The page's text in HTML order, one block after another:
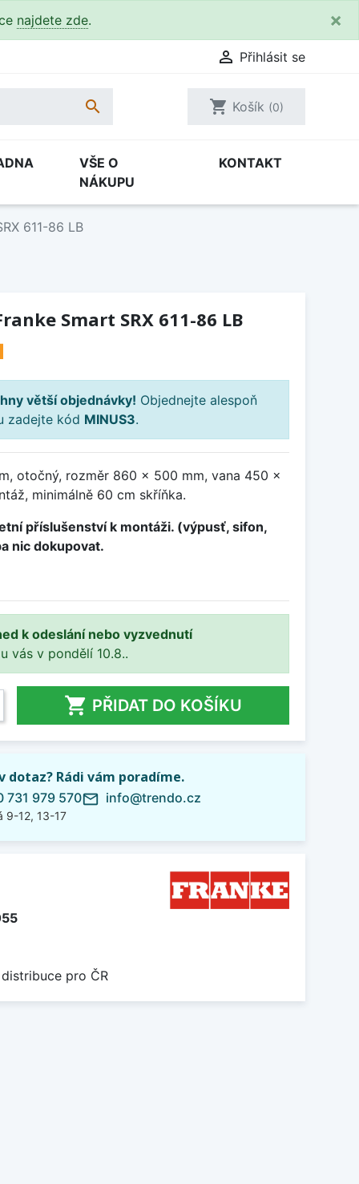
najdete zde. ×
 Přihlásit se
 shopping_cart Košík (0)
VŠE O
NÁKUPU
KONTAKT
611-86 LB
Smart SRX 611-86 LB
větší objednávky! Objednejte alespoň
zadejte kód MINUS3.
otočný, rozměr 860 x 500 mm, vana 450 x
minimálně 60 cm skříňka.
příslušenství k montáži. (výpusť, sifon,
nic dokupovat.
k odeslání nebo vyzvednutí
vás v pondělí 10.8..
 PŘIDAT DO KOŠÍKU
dotaz? Rádi vám poradíme.
731 979 570
9-12, 13-17
mail_outline info@trendo.cz
pro ČR